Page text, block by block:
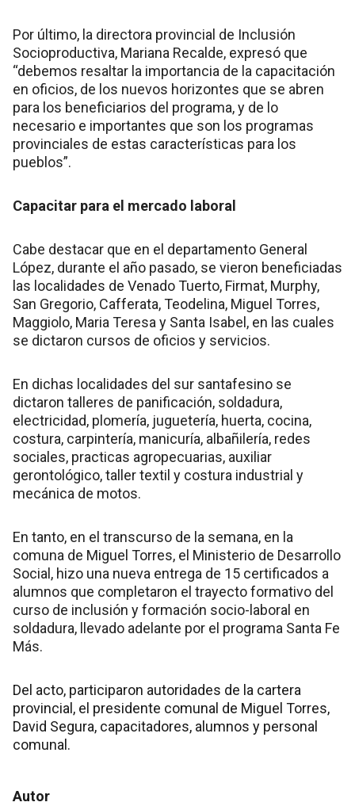
Por último, la directora provincial de Inclusión
Socioproductiva, Mariana Recalde, expresó que
“debemos resaltar la importancia de la capacitación
en oficios, de los nuevos horizontes que se abren
para los beneficiarios del programa, y de lo
necesario e importantes que son los programas
provinciales de estas características para los
pueblos”.
Capacitar para el mercado laboral
Cabe destacar que en el departamento General
López, durante el año pasado, se vieron beneficiadas
las localidades de Venado Tuerto, Firmat, Murphy,
San Gregorio, Cafferata, Teodelina, Miguel Torres,
Maggiolo, Maria Teresa y Santa Isabel, en las cuales
se dictaron cursos de oficios y servicios.
En dichas localidades del sur santafesino se
dictaron talleres de panificación, soldadura,
electricidad, plomería, juguetería, huerta, cocina,
costura, carpintería, manicuría, albañilería, redes
sociales, practicas agropecuarias, auxiliar
gerontológico, taller textil y costura industrial y
mecánica de motos.
En tanto, en el transcurso de la semana, en la
comuna de Miguel Torres, el Ministerio de Desarrollo
Social, hizo una nueva entrega de 15 certificados a
alumnos que completaron el trayecto formativo del
curso de inclusión y formación socio-laboral en
soldadura, llevado adelante por el programa Santa Fe
Más.
Del acto, participaron autoridades de la cartera
provincial, el presidente comunal de Miguel Torres,
David Segura, capacitadores, alumnos y personal
comunal.
Autor